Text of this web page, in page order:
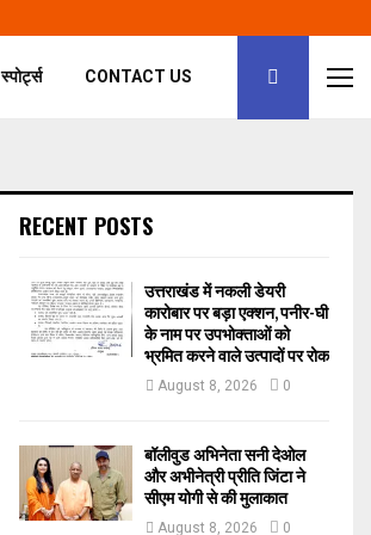
स्पोर्ट्स CONTACT US
RECENT POSTS
उत्तराखंड में नकली डेयरी
कारोबार पर बड़ा एक्शन, पनीर-घी
के नाम पर उपभोक्ताओं को
भ्रमित करने वाले उत्पादों पर रोक
August 8, 2026 0
बॉलीवुड अभिनेता सनी देओल
और अभीनेत्री प्रीति जिंटा ने
सीएम योगी से की मुलाकात
August 8, 2026 0